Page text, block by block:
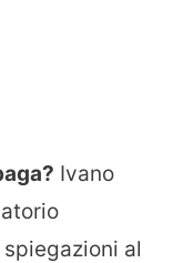
Ivano
al